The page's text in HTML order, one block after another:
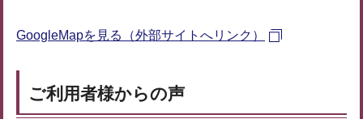
GoogleMapを見る（外部サイトへリンク）
ご利用者様からの声